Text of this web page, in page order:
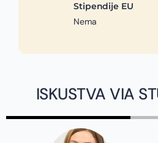
Stipendije EU
Nema
ISKUSTVA VIA